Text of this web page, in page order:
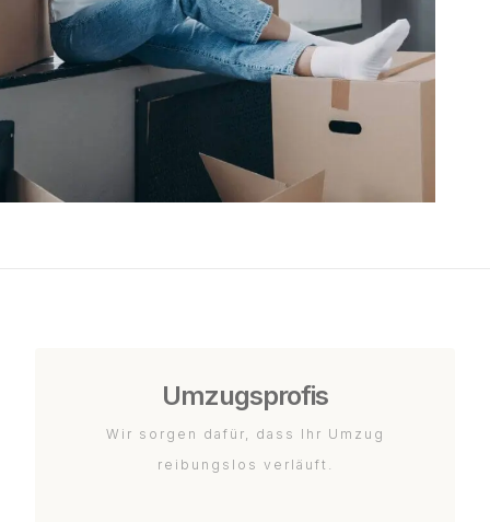
Umzugsprofis
Wir sorgen dafür, dass Ihr Umzug
reibungslos verläuft.